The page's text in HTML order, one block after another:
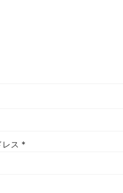
レス *